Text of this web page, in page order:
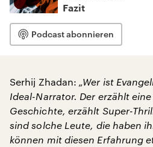
Fazit
Podcast abonnieren
Serhij Zhadan: „Wer ist
Ideal-Narrator. Der erzählt
Geschichte, erzählt Super-
sind solche Leute, die haben
können mit diesen Erfahrung